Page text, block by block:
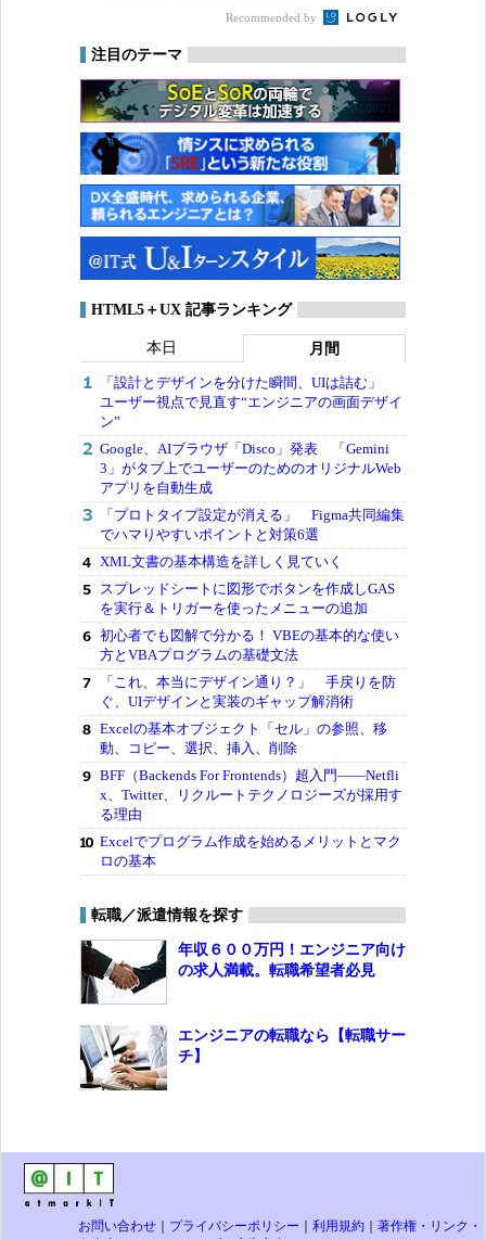
Recommended by
注目のテーマ
HTML5＋UX 記事ランキング
本日 月間
「設計とデザインを分けた瞬間、UIは詰む」
ユーザー視点で見直す“エンジニアの画面デザイ
ン”
Google、AIブラウザ「Disco」発表 「Gemini
3」がタブ上でユーザーのためのオリジナルWeb
アプリを自動生成
「プロトタイプ設定が消える」 Figma共同編集
でハマりやすいポイントと対策6選
XML文書の基本構造を詳しく見ていく
スプレッドシートに図形でボタンを作成しGAS
を実行＆トリガーを使ったメニューの追加
初心者でも図解で分かる！ VBEの基本的な使い
方とVBAプログラムの基礎文法
「これ、本当にデザイン通り？」 手戻りを防
ぐ、UIデザインと実装のギャップ解消術
Excelの基本オブジェクト「セル」の参照、移
動、コピー、選択、挿入、削除
BFF（Backends For Frontends）超入門――Netfli
x、Twitter、リクルートテクノロジーズが採用す
る理由
Excelでプログラム作成を始めるメリットとマク
ロの基本
転職／派遣情報を探す
年収６００万円！エンジニア向け
の求人満載。転職希望者必見
エンジニアの転職なら【転職サー
チ】
お問い合わせ ｜ プライバシーポリシー ｜ 利用規約 ｜ 著作権・リンク・